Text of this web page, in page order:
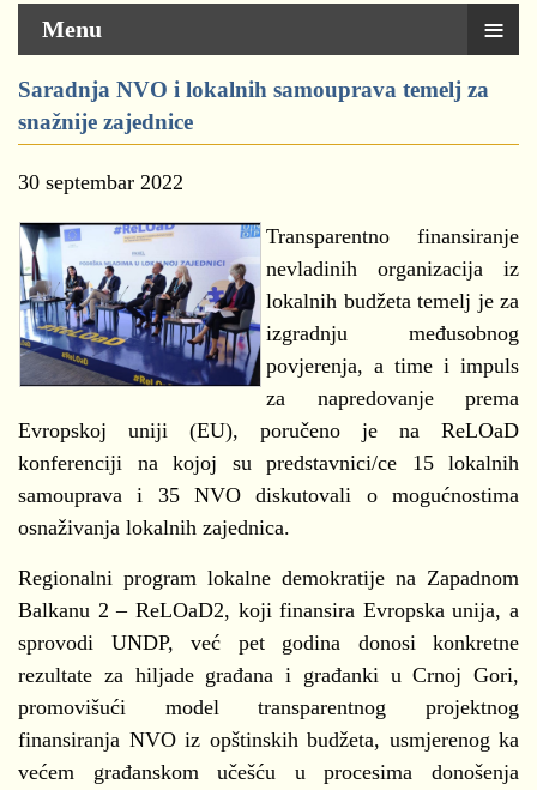
Menu ≡
Saradnja NVO i lokalnih samouprava temelj za
snažnije zajednice
30 septembar 2022
Transparentno finansiranje
nevladinih organizacija iz
lokalnih budžeta temelj je za
izgradnju međusobnog
povjerenja, a time i impuls
za napredovanje prema
Evropskoj uniji (EU), poručeno je na ReLOaD
konferenciji na kojoj su predstavnici/ce 15 lokalnih
samouprava i 35 NVO diskutovali o mogućnostima
osnaživanja lokalnih zajednica.
Regionalni program lokalne demokratije na Zapadnom
Balkanu 2 – ReLOaD2, koji finansira Evropska unija, a
sprovodi UNDP, već pet godina donosi konkretne
rezultate za hiljade građana i građanki u Crnoj Gori,
promovišući model transparentnog projektnog
finansiranja NVO iz opštinskih budžeta, usmjerenog ka
većem građanskom učešću u procesima donošenja